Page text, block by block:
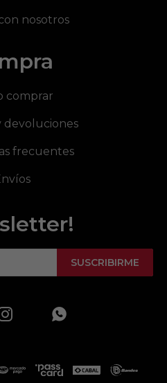
nosotros
comprar
devoluciones
frecuentes
SUSCRIBIRME
